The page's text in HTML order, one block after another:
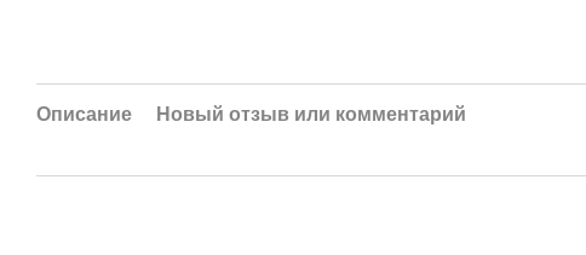
Описание Новый отзыв или комментарий